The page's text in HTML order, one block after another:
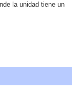
la unidad tiene un